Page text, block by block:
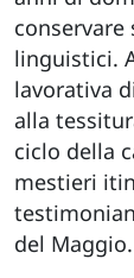
linguistici.
lavorativa
alla
ciclo della
mestieri
del Maggio.